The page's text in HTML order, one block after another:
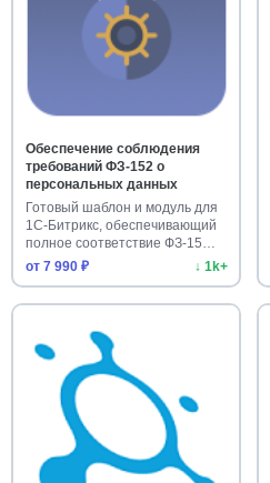
Обеспечение соблюдения
требований ФЗ-152 о
персональных данных
Готовый шаблон и модуль для
1С-Битрикс, обеспечивающий
полное соответствие ФЗ-15…
от 7 990 ₽
↓ 1k+